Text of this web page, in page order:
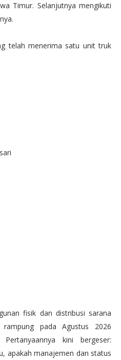
Timur. Selanjutnya mengikuti
telah menerima satu unit truk
fisik dan distribusi sarana
pada Agustus 2026
kini bergeser:
apakah manajemen dan status